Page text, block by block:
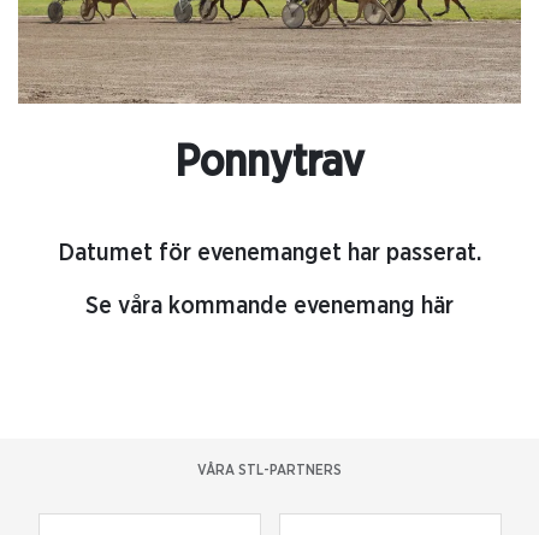
Ponnytrav
Datumet för evenemanget har passerat.
Se våra kommande evenemang här
VÅRA STL-PARTNERS